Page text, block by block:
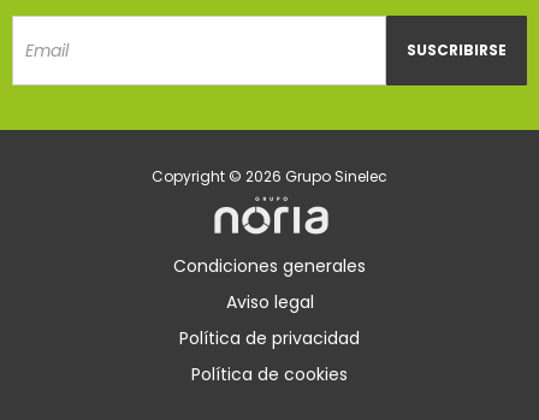
SUSCRIBIRSE
Copyright © 2026 Grupo Sinelec
Condiciones generales
Aviso legal
Política de privacidad
Política de cookies